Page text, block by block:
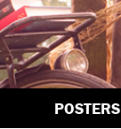
POSTERS